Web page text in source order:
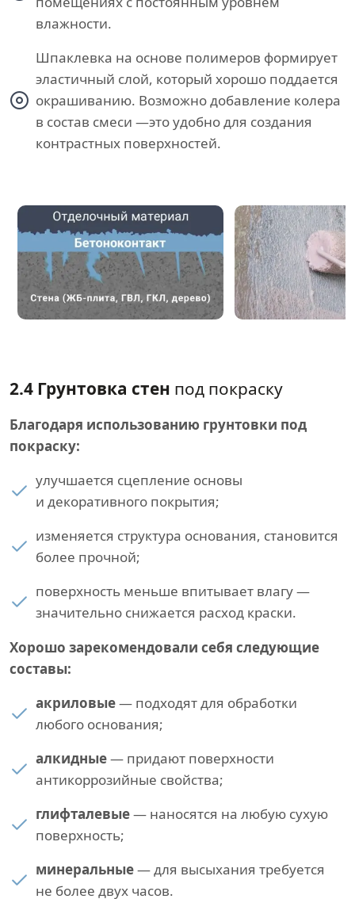
влажности.
Шпаклевка на основе полимеров формирует
эластичный слой, который хорошо поддается
окрашиванию. Возможно добавление колера
в состав смеси —это удобно для создания
контрастных поверхностей.
2.4 Грунтовка стен под покраску
Благодаря использованию грунтовки под
покраску:
улучшается сцепление основы
и декоративного покрытия;
изменяется структура основания, становится
более прочной;
поверхность меньше впитывает влагу —
значительно снижается расход краски.
Хорошо зарекомендовали себя следующие
составы:
акриловые— подходят для обработки
любого основания;
алкидные— придают поверхности
антикоррозийные свойства;
глифталевые— наносятся на любую сухую
поверхность;
минеральные— для высыхания требуется
не более двух часов.